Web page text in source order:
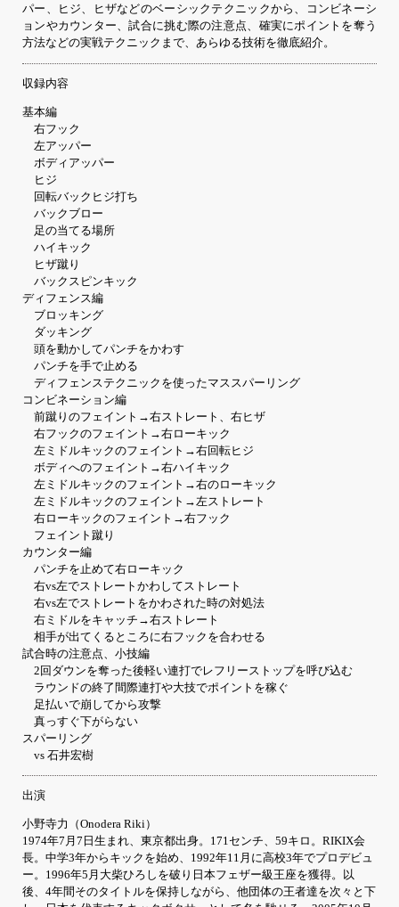
パー、ヒジ、ヒザなどのベーシックテクニックから、コンビネーシ
ョンやカウンター、試合に挑む際の注意点、確実にポイントを奪う
方法などの実戦テクニックまで、あらゆる技術を徹底紹介。
収録内容
基本編
右フック
左アッパー
ボディアッパー
ヒジ
回転バックヒジ打ち
バックブロー
足の当てる場所
ハイキック
ヒザ蹴り
バックスピンキック
ディフェンス編
ブロッキング
ダッキング
頭を動かしてパンチをかわす
パンチを手で止める
ディフェンステクニックを使ったマススパーリング
コンビネーション編
前蹴りのフェイント→右ストレート、右ヒザ
右フックのフェイント→右ローキック
左ミドルキックのフェイント→右回転ヒジ
ボディへのフェイント→右ハイキック
左ミドルキックのフェイント→右のローキック
左ミドルキックのフェイント→左ストレート
右ローキックのフェイント→右フック
フェイント蹴り
カウンター編
パンチを止めて右ローキック
右vs左でストレートかわしてストレート
右vs左でストレートをかわされた時の対処法
右ミドルをキャッチ→右ストレート
相手が出てくるところに右フックを合わせる
試合時の注意点、小技編
2回ダウンを奪った後軽い連打でレフリーストップを呼び込む
ラウンドの終了間際連打や大技でポイントを稼ぐ
足払いで崩してから攻撃
真っすぐ下がらない
スパーリング
vs 石井宏樹
出演
小野寺力（Onodera Riki）
1974年7月7日生まれ、東京都出身。171センチ、59キロ。RIKIX会
長。中学3年からキックを始め、1992年11月に高校3年でプロデビュ
ー。1996年5月大柴ひろしを破り日本フェザー級王座を獲得。以
後、4年間そのタイトルを保持しながら、他団体の王者達を次々と下